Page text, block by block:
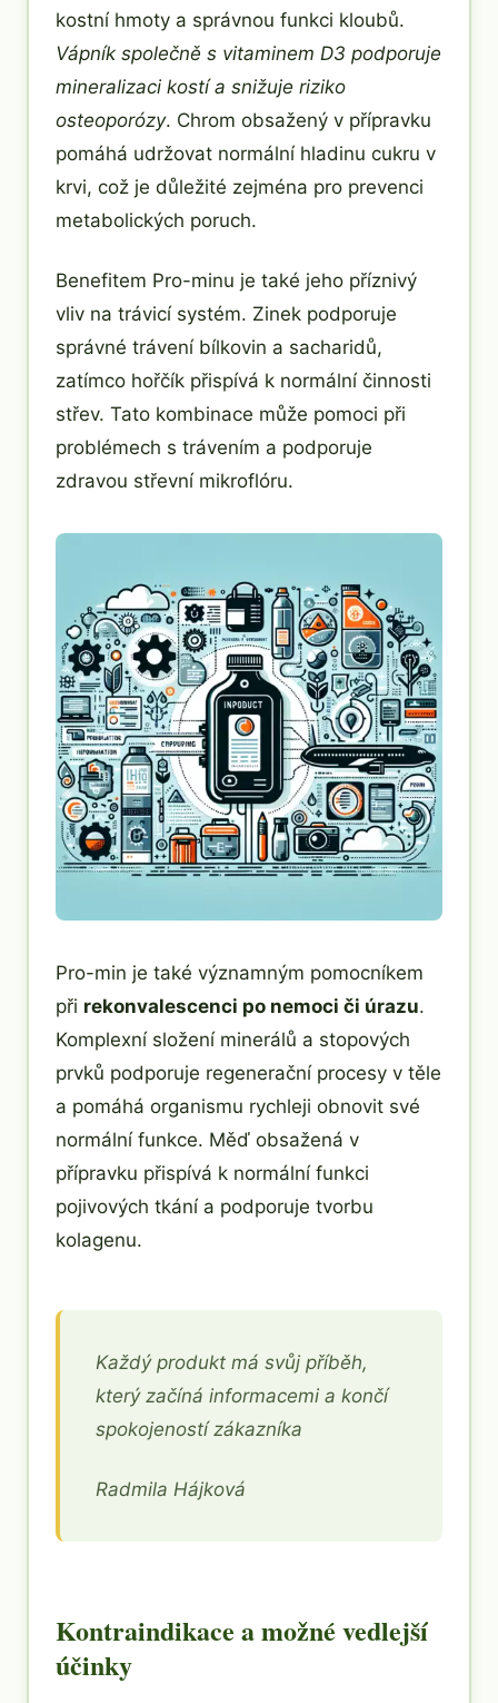
kostní hmoty a správnou funkci kloubů.
Vápník společně s vitaminem D3 podporuje
mineralizaci kostí a snižuje riziko
osteoporózy. Chrom obsažený v přípravku
pomáhá udržovat normální hladinu cukru v
krvi, což je důležité zejména pro prevenci
metabolických poruch.
Benefitem Pro-minu je také jeho příznivý
vliv na trávicí systém. Zinek podporuje
správné trávení bílkovin a sacharidů,
zatímco hořčík přispívá k normální činnosti
střev. Tato kombinace může pomoci při
problémech s trávením a podporuje
zdravou střevní mikroflóru.
Pro-min je také významným pomocníkem
při rekonvalescenci po nemoci či úrazu.
Komplexní složení minerálů a stopových
prvků podporuje regenerační procesy v těle
a pomáhá organismu rychleji obnovit své
normální funkce. Měď obsažená v
přípravku přispívá k normální funkci
pojivových tkání a podporuje tvorbu
kolagenu.
Každý produkt má svůj příběh,
který začíná informacemi a končí
spokojeností zákazníka
Radmila Hájková
Kontraindikace a možné vedlejší
účinky